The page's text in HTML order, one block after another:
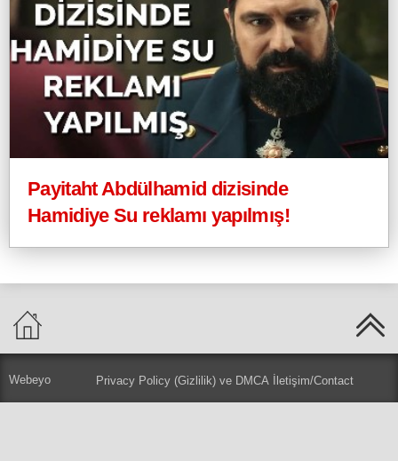
Payitaht Abdülhamid dizisinde
Hamidiye Su reklamı yapılmış!
Webeyo Privacy Policy (Gizlilik) ve DMCA İletişim/Contact